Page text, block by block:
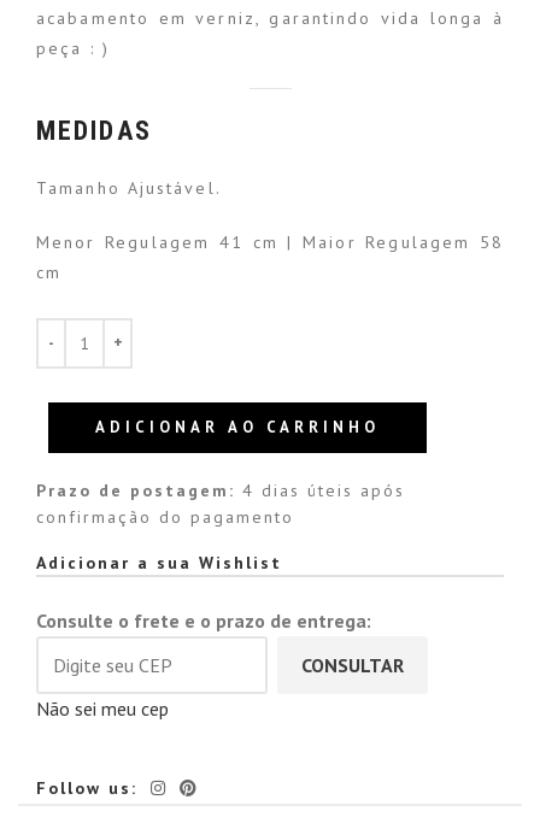
acabamento em verniz, garantindo vida longa à
peça : )
MEDIDAS
Tamanho Ajustável.
Menor Regulagem 41 cm | Maior Regulagem 58
cm
ADICIONAR AO CARRINHO
Prazo de postagem: 4 dias úteis após
confirmação do pagamento
Alternative:
Adicionar a sua Wishlist
Consulte o frete e o prazo de entrega:
CONSULTAR
Não sei meu cep
Follow us: